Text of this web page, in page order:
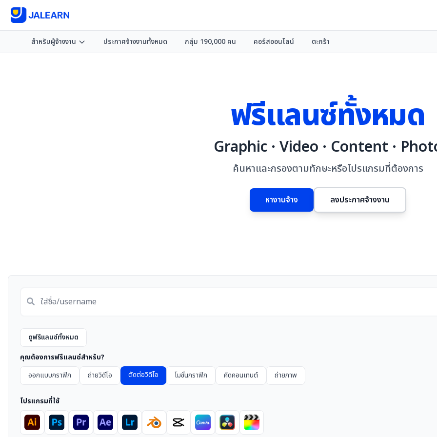
สำหรับผู้จ้างงาน ประกาศจ้างงานทั้งหมด กลุ่ม 190,000 คน คอร์สออนไลน์ ตะกร้า
ฟรีแลนซ์ทั้งหมด
Graphic · Video · Content ·
ค้นหาและกรองตามทักษะหรือโปรแกรมที่ต้องการ
หางานจ้าง ลงประกาศจ้างงาน
ดูฟรีแลนซ์ทั้งหมด
คุณต้องการฟรีแลนซ์สำหรับ?
ออกแบบกราฟิก
ถ่ายวิดีโอ ตัดต่อวิดีโอ โมชั่นกราฟิก คิดคอนเทนต์ ถ่ายภาพ
โปรแกรมที่ใช้